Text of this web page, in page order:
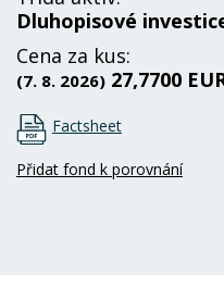
Dluhopisové
Cena za kus:
(7. 8. 2026) 27,7700
Factsheet
Přidat fond k porovnání